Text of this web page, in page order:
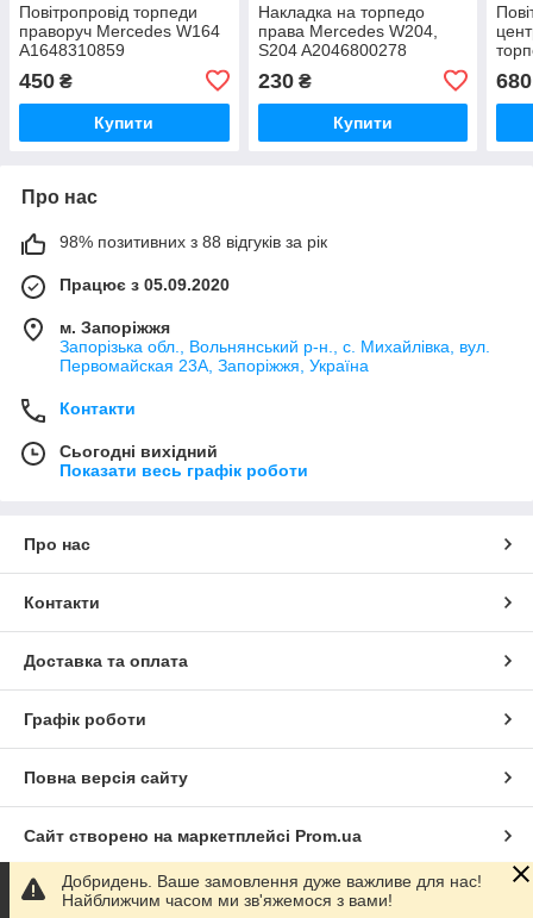
Повітропровід торпеди
праворуч Mercedes W164
A1648310859
450 ₴
Купити
Накладка на торпедо
права Mercedes W204,
S204 A2046800278
230₴
Купити
680
Про нас
98% позитивних з 88 відгуків за рік
Працює з 05.09.2020
м. Запоріжжя
Запорізька обл., Вольнянський р-н., с. Михайлівка, вул.
Первомайская 23А, Запоріжжя, Україна
Контакти
Сьогодні вихідний
Показати весь графік роботи
Про нас
Контакти
Доставка та оплата
Графік роботи
Повна версія сайту
Сайт створено на маркетплейсі Prom.ua
Політика конфіденційності
Добридень. Ваше замовлення дуже важливе для нас!
Найближчим часом ми зв'яжемося з вами!